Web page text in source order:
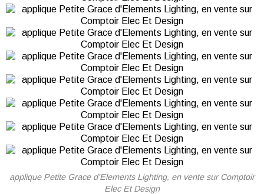
applique Petite Grace d'Elements Lighting, en vente sur Comptoir
Elec Et Design